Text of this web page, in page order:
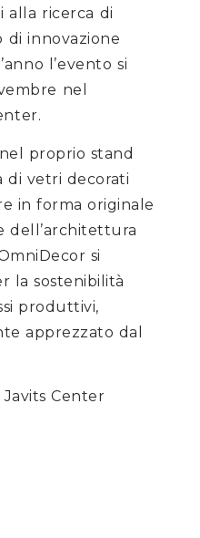
alla ricerca di
di innovazione
l’evento si
nel
proprio stand
di vetri decorati
in forma originale
dell’architettura
si
la sostenibilità
produttivi,
apprezzato dal
Javits Center